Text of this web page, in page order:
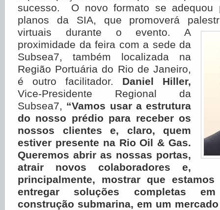
sucesso. O novo formato se adequou
planos da SIA, que promoverá
virtuais durante o evento. A
proximidade da feira com a sede da
Subsea7, também localizada na
Região Portuária do Rio de Janeiro,
é outro facilitador. Daniel Hiller,
Vice-Presidente Regional da
Subsea7, “Vamos usar a estrutura
do nosso prédio para receber os
nossos clientes e, claro, quem
estiver presente na Rio Oil & Gas.
Queremos abrir as nossas portas,
atrair novos colaboradores e,
principalmente, mostrar que estamos
entregar soluções completas
construção submarina, em um